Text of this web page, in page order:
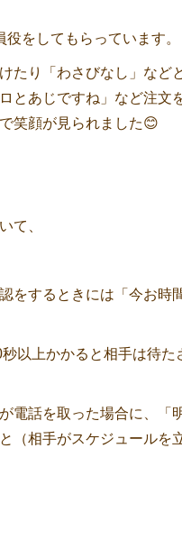
をしてもらっています。
たり「わさびなし」など
とあじですね」など注文
笑顔が見られました😊
て、
をするときには「今お時
以上かかると相手は待た
電話を取った場合に、「
（相手がスケジュールを